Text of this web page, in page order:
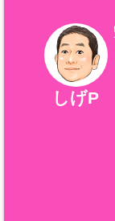
しげP